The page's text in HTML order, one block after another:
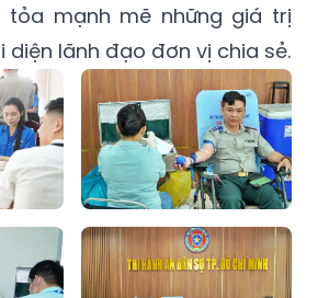
mạnh mẽ những giá trị
diện lãnh đạo đơn vị chia sẻ.